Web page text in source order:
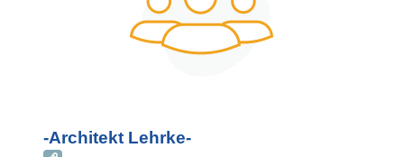
-Architekt Lehrke-